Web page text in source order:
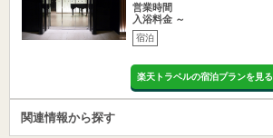
営業時間
入浴料金 ～
宿泊
楽天トラベルの宿泊プランを見る
関連情報から探す